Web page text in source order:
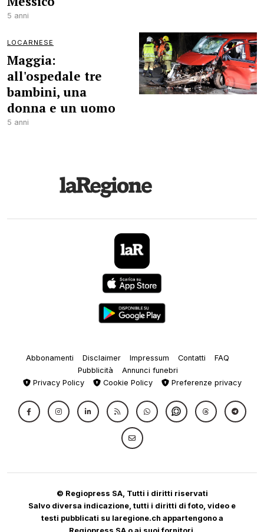
5 anni
LOCARNESE
Maggia:
all'ospedale tre
bambini, una
donna e un uomo
5 anni
Abbonamenti Disclaimer Impressum Contatti
FAQ
Pubblicità
Annunci funebri
Privacy Policy
Cookie Policy Preferenze privacy
© Regiopress SA, Tutti i diritti riservati
Salvo diversa indicazione, tutti i diritti di foto, video e
testi pubblicati su laregione.ch appartengono a